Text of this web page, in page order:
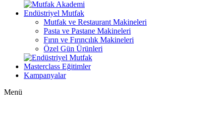
Endüstriyel Mutfak
Mutfak ve Restaurant Makineleri
Pasta ve Pastane Makineleri
Fırın ve Fırıncılık Makineleri
Özel Gün Ürünleri
Masterclass Eğitimler
Kampanyalar
Menü